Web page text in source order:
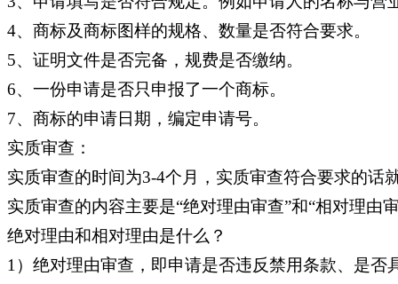
4、商标及商标图样的规格、数量是否符合要求。
5、证明文件是否完备，规费是否缴纳。
6、一份申请是否只申报了一个商标。
7、商标的申请日期，编定申请号。
实质审查：
实质审查的时间为3-4个月，实质审查符合要求的
实质审查的内容主要是“绝对理由审查”和“相对理由
绝对理由和相对理由是什么？
1）绝对理由审查，即申请是否违反禁用条款、是否